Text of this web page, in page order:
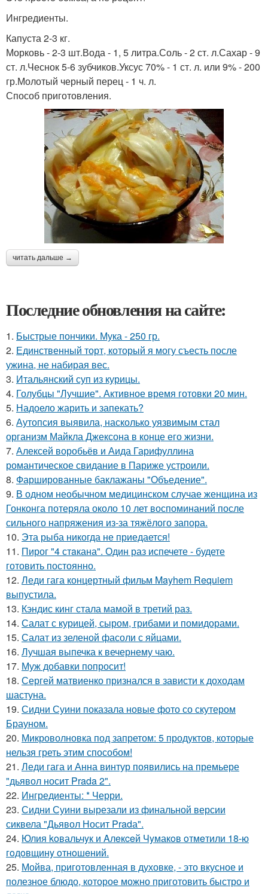
Ингредиенты.
Капуста 2-3 кг.
Морковь - 2-3 шт.Вода - 1, 5 литра.Соль - 2 ст. л.Сахар - 9
ст. л.Чеснок 5-6 зубчиков.Уксус 70% - 1 ст. л. или 9% - 200
гр.Молотый черный перец - 1 ч. л.
Способ приготовления.
читать дальше →
Последние обновления на сайте:
1. Быстрые пончики. Мука - 250 гр.
2. Единственный торт, который я могу съесть после
ужина, не набирая вес.
3. Итальянский суп из курицы.
4. Голубцы "Лучшие". Активное время готовки 20 мин.
5. Надоело жарить и запекать?
6. Аутопсия выявила, насколько уязвимым стал
организм Майкла Джексона в конце его жизни.
7. Алексей воробьёв и Аида Гарифуллина
романтическое свидание в Париже устроили.
8. Фаршированные баклажаны "Объедение".
9. В одном необычном медицинском случае женщина из
Гонконга потеряла около 10 лет воспоминаний после
сильного напряжения из-за тяжёлого запора.
10. Эта рыба никогда не приедается!
11. Пирог "4 стaкана". Один раз испечете - будете
готовить постоянно.
12. Леди гага концертный фильм Mayhem Requiem
выпустила.
13. Кэндис кинг стала мамой в третий раз.
14. Салат с курицей, сыром, грибами и помидорами.
15. Салат из зеленой фасоли с яйцами.
16. Лучшая выпечка к вечернему чаю.
17. Муж добавки попросит!
18. Сергей матвиенко признался в зависти к доходам
шастуна.
19. Сидни Суини показала новые фото со скутером
Брауном.
20. Микроволновка под запретом: 5 продуктов, которые
нельзя греть этим способом!
21. Леди гага и Анна винтур появились на премьере
"дьявол носит Prada 2".
22. Ингредиенты: * Черри.
23. Сидни Суини вырезали из финальной версии
сиквела "Дьявол Носит Pradа".
24. Юлия koвальчyк и Aлeкceй Чyмакoв oтмeтили 18-ю
гoдoвщинy oтнoшeний.
25. Мойва, пpиготовленная в духовке, - это вкусное и
полезное блюдо, которое можно приготовить быстро и